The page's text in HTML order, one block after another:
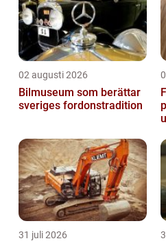
02 augusti 2026
Bilmuseum som berättar
sveriges fordonstradition
31 juli 2026